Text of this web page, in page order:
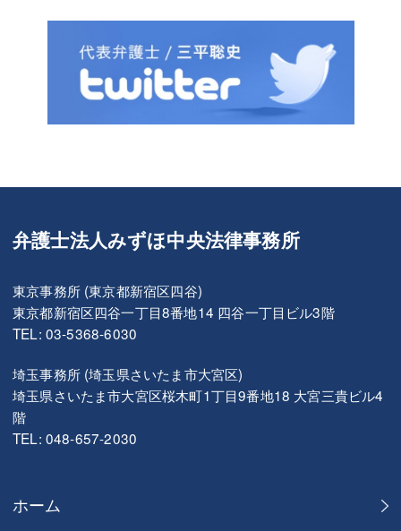
弁護士法人みずほ中央法律事務所
東京事務所 (東京都新宿区四谷)
東京都新宿区四谷一丁目8番地14 四谷一丁目ビル3階
TEL: 03-5368-6030
埼玉事務所 (埼玉県さいたま市大宮区)
埼玉県さいたま市大宮区桜木町1丁目9番地18 大宮三貴ビル4
階
TEL: 048-657-2030
ホーム